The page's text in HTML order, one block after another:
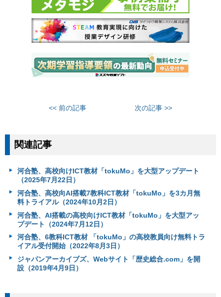
<< 前の記事 次の記事 >>
関連記事
河合塾、高校向けICT教材「tokuMo」を大型アップデート
（2025年7月22日）
河合塾、高校向AI搭載7教科ICT教材「tokuMo」を3カ月無
料トライアル（2024年10月2日）
河合塾、AI搭載の高校向けICT教材「tokuMo」を大型アッ
プデート（2024年7月12日）
河合塾、6教科ICT教材 「tokuMo」の高校教員向け無料トラ
イアル受付開始（2022年8月3日）
ジャパンアーカイブズ、Webサイト「歴史総合.com」を開
設（2019年4月9日）